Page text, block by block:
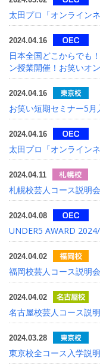
太田プロ「オンライン
2024.04.16
日本全国どこからでも
ン授業開催！お笑いオ
2024.04.16
お笑い短期セミナー5月
2024.04.16
太田プロ「オンライン
2024.04.11
札幌校芸人コース説明
2024.04.08
UNDER5 AWARD
2024.04.02
福岡校芸人コース説明
2024.04.02
名古屋校芸人コース説
2024.03.28
東京校全コース入学説